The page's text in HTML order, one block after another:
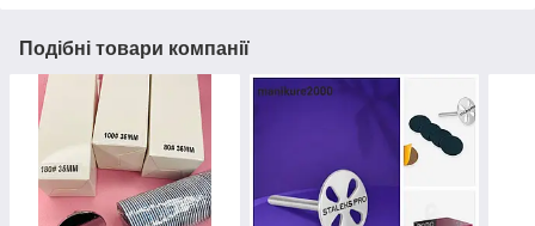
Подібні товари компанії